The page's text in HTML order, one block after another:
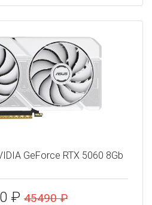
GeForce RTX 5060 8Gb
₽ 45490 ₽